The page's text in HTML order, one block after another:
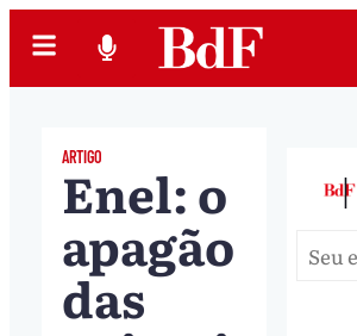
ARTIGO
Enel: o
apagão
das
|